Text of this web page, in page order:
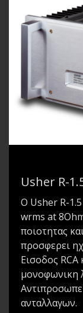
Usher R-
Ο Usher R-1.5
wrms at
ποιοτητας
προσφερει
Eισοδος
μονοφωνικη
ανταλλαγων.